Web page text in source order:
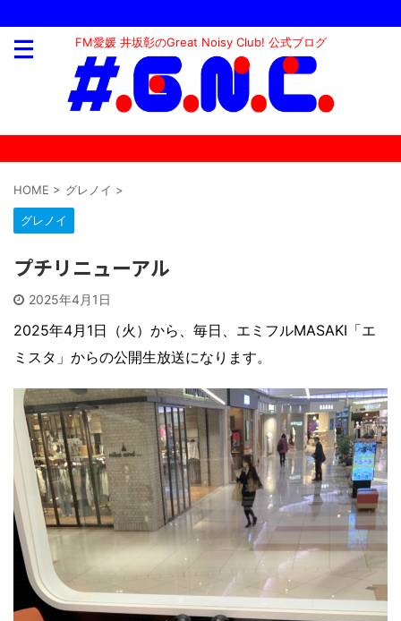
FM愛媛 井坂彰のGreat Noisy Club! 公式ブログ
HOME > グレノイ >
グレノイ
プチリニューアル
2025年4月1日
2025年4月1日（火）から、毎日、エミフルMASAKI「エ
ミスタ」からの公開生放送になります。